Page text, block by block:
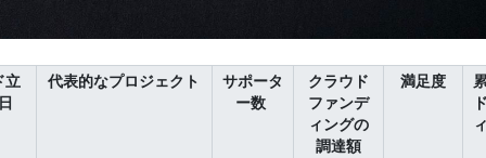
立
代表的なプロジェクト
サポータ
ー数
クラウド
ファンデ
ィングの
調達額
満足度